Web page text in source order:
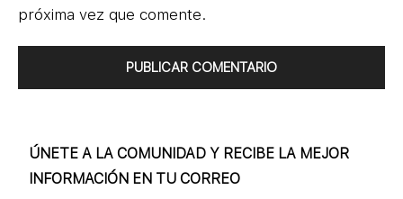
próxima vez que comente.
ÚNETE A LA COMUNIDAD Y RECIBE LA MEJOR
INFORMACIÓN EN TU CORREO